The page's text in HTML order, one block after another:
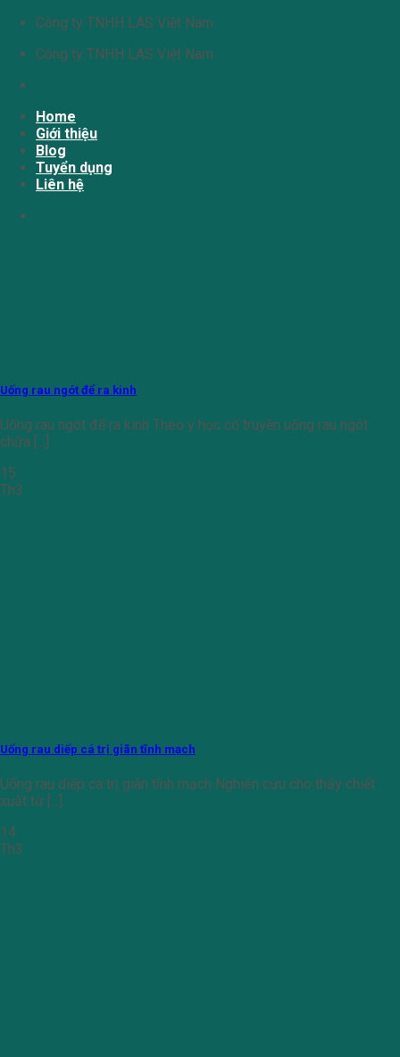
ChuyểnCông ty TNHH LAS Việt Nam
Công ty TNHH LAS Việt Nam
Home
Giới thiệu
Blog
Tuyển dụng
Liên hệ
Uống rau ngót để ra kinh
Uống rau ngót để ra kinh Theo y học cổ truyền uống rau ngót
chữa [...]
15
Th3
Uống rau diếp cá trị giãn tĩnh mạch
Uống rau diếp cá trị giãn tĩnh mạch Nghiên cứu cho thấy chiết
xuất từ [...]
14
Th3